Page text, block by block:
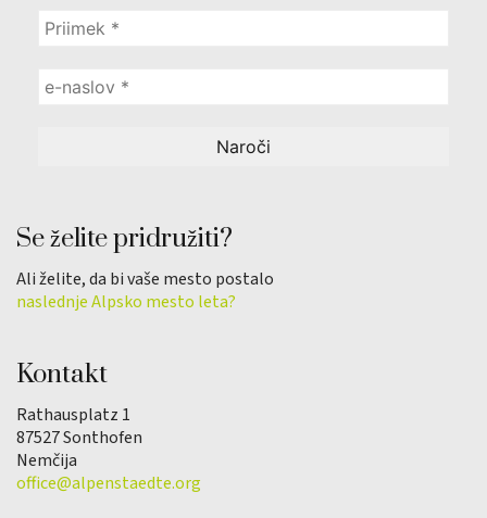
Se želite pridružiti?
Ali želite, da bi vaše mesto postalo
naslednje Alpsko mesto leta?
Kontakt
Rathausplatz 1
87527 Sonthofen
Nemčija
office@alpenstaedte.org